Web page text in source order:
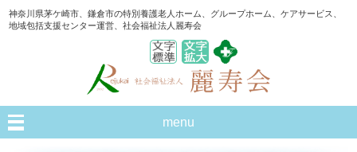
神奈川県茅ケ崎市、鎌倉市の特別養護老人ホーム、グループホーム、ケアサービス、
地域包括支援センター運営、社会福祉法人麗寿会
menu